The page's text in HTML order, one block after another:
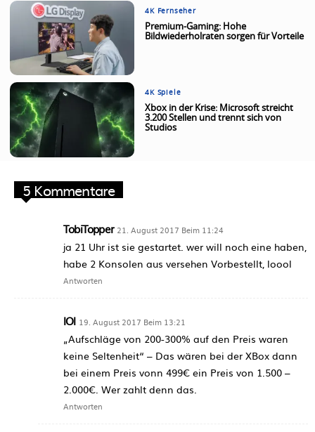
4K Fernseher
Premium-Gaming: Hohe
Bildwiederholraten sorgen für Vorteile
4K Spiele
Xbox in der Krise: Microsoft streicht
3.200 Stellen und trennt sich von
Studios
5 Kommentare
TobiTopper 21. August 2017 Beim 11:24
ja 21 Uhr ist sie gestartet. wer will noch eine haben,
habe 2 Konsolen aus versehen Vorbestellt, loool
Antworten
lOl 19. August 2017 Beim 13:21
„Aufschläge von 200-300% auf den Preis waren
keine Seltenheit“ – Das wären bei der XBox dann
bei einem Preis vonn 499€ ein Preis von 1.500 –
2.000€. Wer zahlt denn das.
Antworten